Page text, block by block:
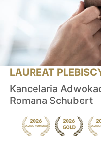
LAUREAT
Kancelaria
Romana Schubert